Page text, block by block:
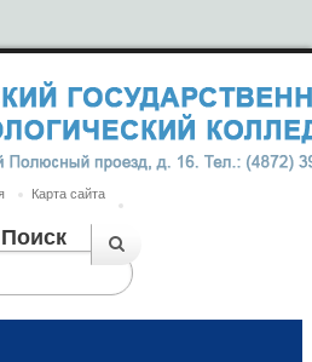
Карта сайта
Поиск